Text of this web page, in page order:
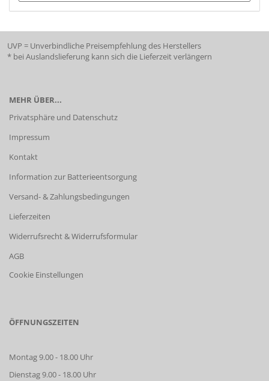
UVP = Unverbindliche Preisempfehlung des Herstellers
* bei Auslandslieferung kann sich die Lieferzeit verlängern
MEHR ÜBER...
Privatsphäre und Datenschutz
Impressum
Kontakt
Information zur Batterieentsorgung
Versand- & Zahlungsbedingungen
Lieferzeiten
Widerrufsrecht & Widerrufsformular
AGB
Cookie Einstellungen
ÖFFNUNGSZEITEN
Montag 9.00 - 18.00 Uhr
Dienstag 9.00 - 18.00 Uhr